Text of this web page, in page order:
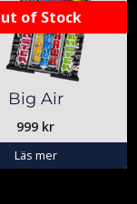
of Stock
Big Air
999 kr
Läs mer